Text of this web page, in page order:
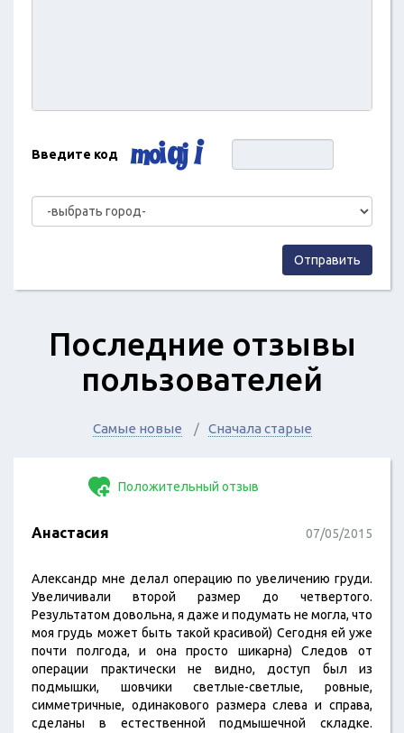
Введите код
Отправить
Последние отзывы
пользователей
Самые новые Сначала старые
Положительный отзыв
Анастасия 07/05/2015
Александр мне делал операцию по увеличению груди.
Увеличивали второй размер до четвертого.
Результатом довольна, я даже и подумать не могла, что
моя грудь может быть такой красивой) Сегодня ей уже
почти полгода, и она просто шикарна) Следов от
операции практически не видно, доступ был из
подмышки, шовчики светлые-светлые, ровные,
симметричные, одинакового размера слева и справа,
сделаны в естественной подмышечной складке.